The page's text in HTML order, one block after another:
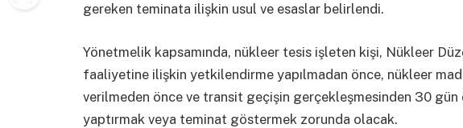
gereken teminata ilişkin usul ve esaslar belirlendi.
Yönetmelik kapsamında, nükleer tesis işleten kişi, Nükleer
faaliyetine ilişkin yetkilendirme yapılmadan önce, nükleer
verilmeden önce ve transit geçişin gerçekleşmesinden 30
yaptırmak veya teminat göstermek zorunda olacak.